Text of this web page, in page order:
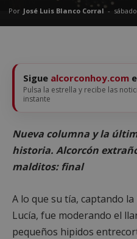
Por José Luis Blanco Corral -
Sigue alcorconhoy.com
Pulsa la estrella y recibe las
instante
Nueva columna y la
historia. Alcorcón
malditos: final
A lo que su tía, captando
Lucía, fue moderando el
pequeños hipidos